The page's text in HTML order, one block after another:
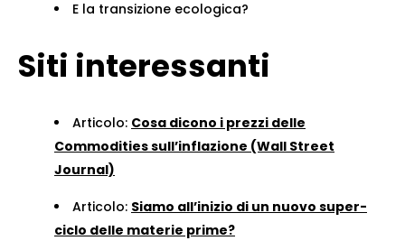
E la transizione ecologica?
Siti interessanti
Articolo: Cosa dicono i prezzi delle
Commodities sull’inflazione (Wall Street
Journal)
Articolo: Siamo all’inizio di un nuovo super-
ciclo delle materie prime?